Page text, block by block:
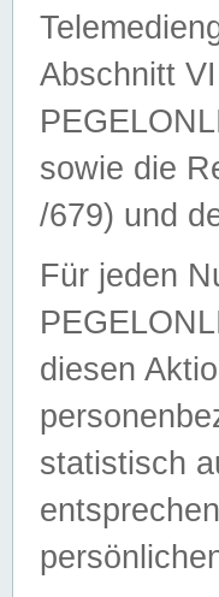
Abschnitt
sowie die
/679) und
Für jeden
diesen
statistisch